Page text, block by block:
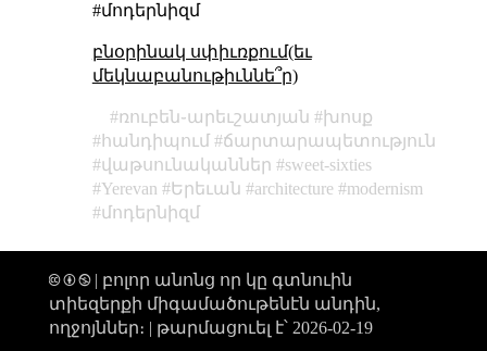
#մոդերնիզմ
բնօրինակ սփիւռքում(եւ
մեկնաբանութիւննե՞ր)
ռուբեն֊արեւշատյան
խոսք
հանդիպում
ճարտարապետություն
վաթսունականներ
sweet-sixties
Yerevan
Երեւան architecture
modernism
մոդերնիզմ
🅭 🅯 🄏 | բոլոր անոնց որ կը գտնուին
տիեզերքի միգամածութենէն անդին,
ողջոյններ։ | թարմացուել է՝ 2026-02-19